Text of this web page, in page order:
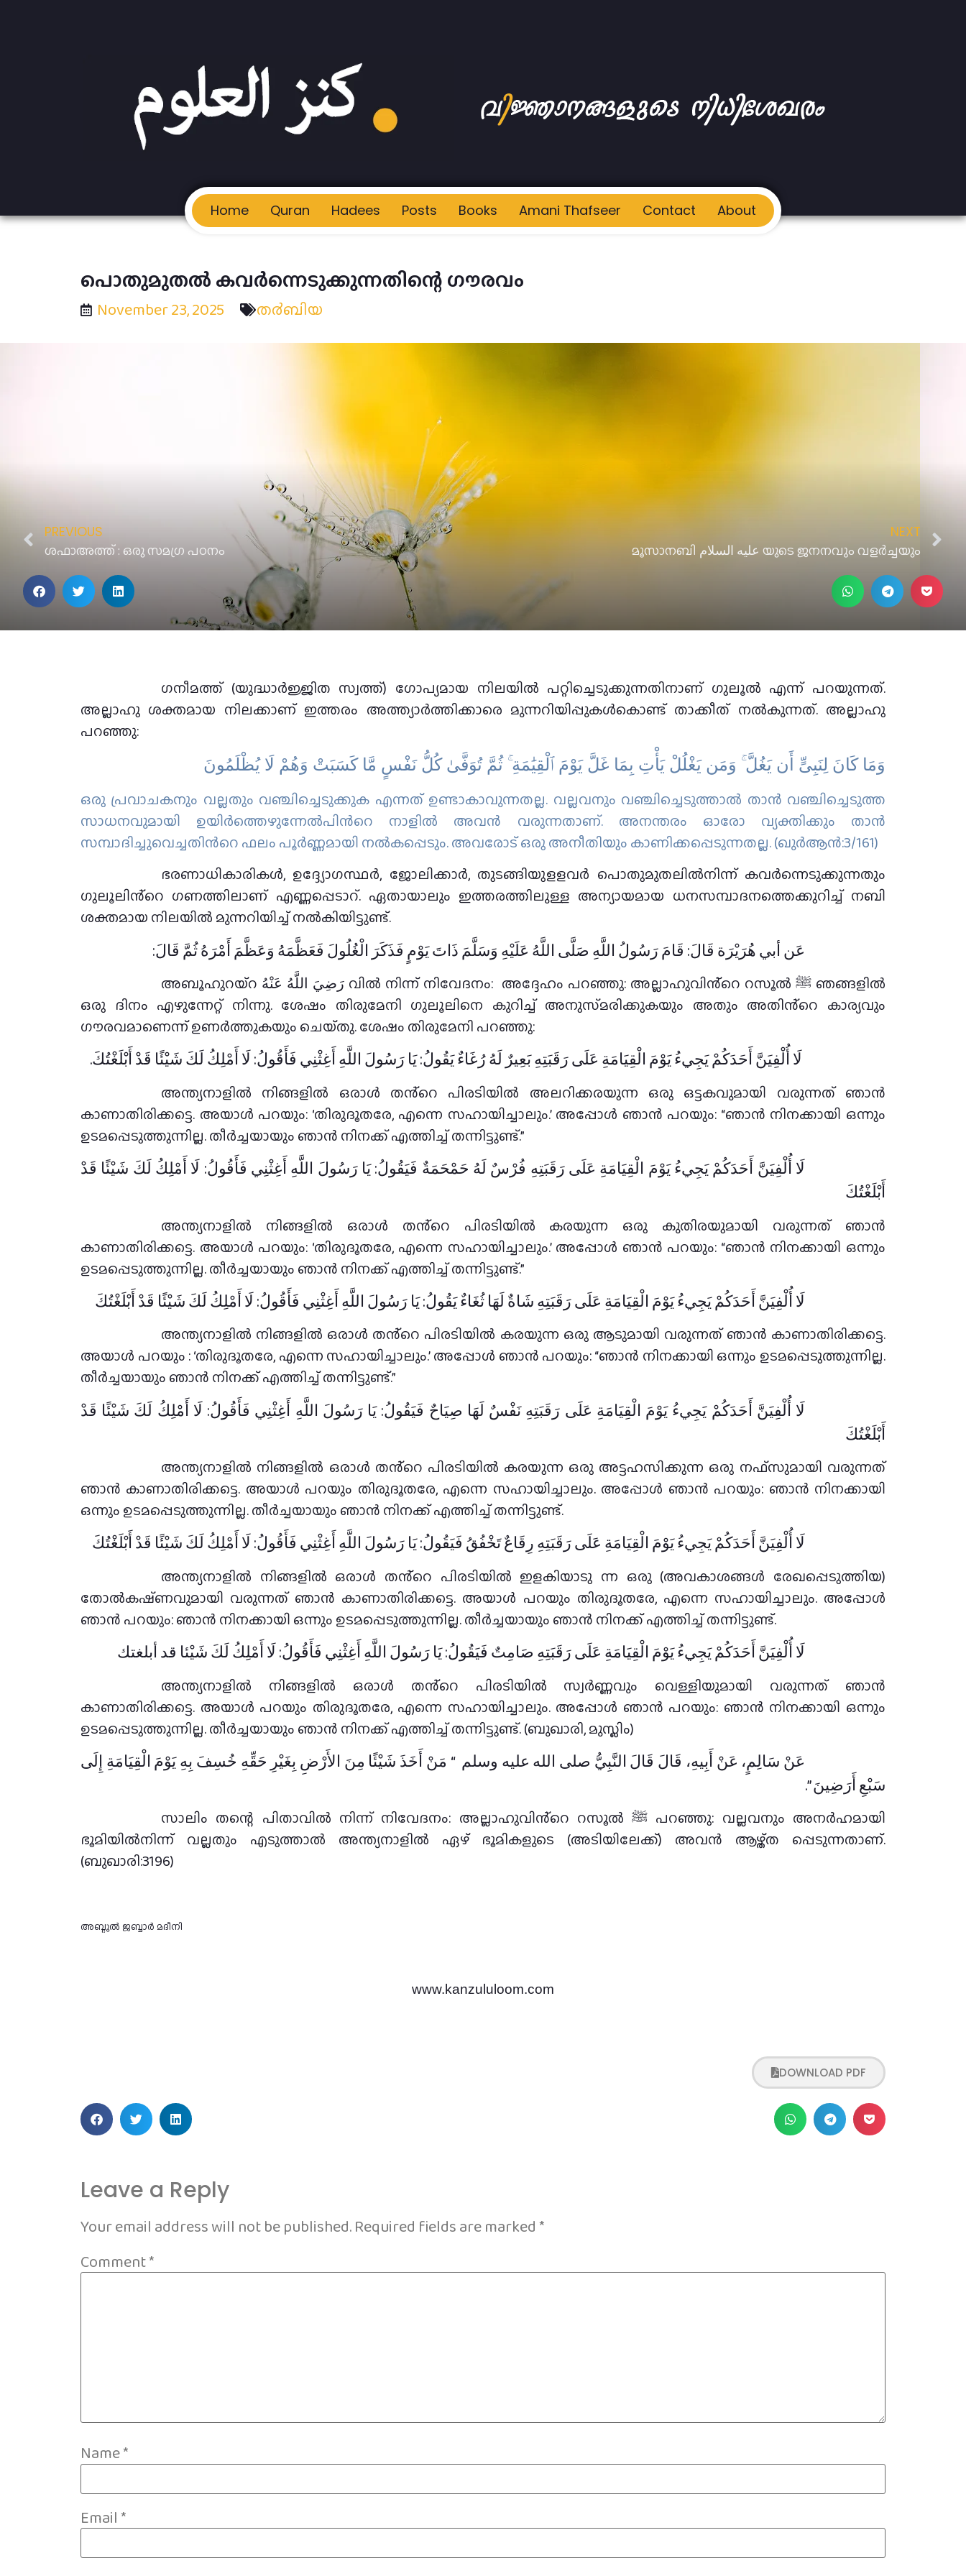
Home Quran Hadees Posts Books Amani Thafseer Contact About
പൊതുമുതൽ കവർന്നെടുക്കുന്നതിന്റെ ഗൗരവം
November 23, 2025 ത൪ബിയ
PREVIOUS
ശഫാഅത്ത് : ഒരു സമഗ്ര പഠനം
NEXT
മൂസാനബി عليه السلام യുടെ ജനനവും വളര്‍ച്ചയും
ഗനീമത്ത് (യുദ്ധാർജ്ജിത സ്വത്ത്) ഗോപ്യമായ നിലയിൽ പറ്റിച്ചെടുക്കുന്നതിനാണ് ഗുലൂൽ എന്ന് പറയുന്നത്.
അല്ലാഹു ശക്തമായ നിലക്കാണ് ഇത്തരം അത്ത്യാർത്തിക്കാരെ മുന്നറിയിപ്പുകൾകൊണ്ട് താക്കീത് നൽകുന്നത്. അല്ലാഹു
പറഞ്ഞു:
وَمَا كَانَ لِنَبِىٍّ أَن يَغُلَّ ۚ وَمَن يَغْلُلْ يَأْتِ بِمَا غَلَّ يَوْمَ ٱلْقِيَٰمَةِ ۚ ثُمَّ تُوَفَّىٰ كُلُّ نَفْسٍ مَّا كَسَبَتْ وَهُمْ لَا يُظْلَمُونَ
ഒരു പ്രവാചകനും വല്ലതും വഞ്ചിച്ചെടുക്കുക എന്നത് ഉണ്ടാകാവുന്നതല്ല. വല്ലവനും വഞ്ചിച്ചെടുത്താല്‍ താന്‍ വഞ്ചിച്ചെടുത്ത
സാധനവുമായി ഉയിര്‍ത്തെഴുന്നേല്‍പിന്‍റെ നാളില്‍ അവന്‍ വരുന്നതാണ്‌. അനന്തരം ഓരോ വ്യക്തിക്കും താന്‍
സമ്പാദിച്ചുവെച്ചതിന്‍റെ ഫലം പൂര്‍ണ്ണമായി നല്‍കപ്പെടും. അവരോട് ഒരു അനീതിയും കാണിക്കപ്പെടുന്നതല്ല. (ഖുർആൻ:3/161)
ഭരണാധികാരികൾ, ഉദ്ദ്യോഗസ്ഥർ, ജോലിക്കാർ, തുടങ്ങിയുളളവർ പൊതുമുതലിൽനിന്ന് കവർന്നെടുക്കുന്നതും
ഗുലൂലിൻ്റെ ഗണത്തിലാണ് എണ്ണപ്പെടാറ്. ഏതായാലും ഇത്തരത്തിലുള്ള അന്യായമായ ധനസമ്പാദനത്തെക്കുറിച്ച് നബി
ശക്തമായ നിലയിൽ മുന്നറിയിച്ച് നൽകിയിട്ടുണ്ട്.
عَن أبي هُرَيْرَة قَالَ: قَامَ رَسُولُ اللَّهِ صَلَّى اللَّهُ عَلَيْهِ وَسَلَّمَ ذَاتَ يَوْمٍ فَذَكَرَ الْغُلُولَ فَعَظَّمَهُ وَعَظَّمَ أَمْرَهُ ثُمَّ قَالَ:
അബൂഹുറയ്റ رَضِيَ اللَّهُ عَنْهُ വിൽ നിന്ന് നിവേദനം: അദ്ദേഹം പറഞ്ഞു: അല്ലാഹുവിൻ്റെ റസൂൽ ﷺ ഞങ്ങളിൽ
ഒരു ദിനം എഴുന്നേറ്റ് നിന്നു. ശേഷം തിരുമേനി ഗുലൂലിനെ കുറിച്ച് അനുസ്‌മരിക്കുകയും അതും അതിൻ്റെ കാര്യവും
ഗൗരവമാണെന്ന് ഉണർത്തുകയും ചെയ്‌തു. ശേഷം തിരുമേനി പറഞ്ഞു:
لَا أُلْفِيَنَّ أَحَدَكُمْ يَجِيءُ يَوْمَ الْقِيَامَةِ عَلَى رَقَبَتِهِ بَعِيرٌ لَهُ رُغَاءٌ يَقُولُ: يَا رَسُولَ اللَّهِ أَغِثْنِي فَأَقُولُ: لَا أَمْلِكُ لَكَ شَيْئًا قَدْ أَبْلَغْتُكَ.
അന്ത്യനാളിൽ നിങ്ങളിൽ ഒരാൾ തൻ്റെ പിരടിയിൽ അലറിക്കരയുന്ന ഒരു ഒട്ടകവുമായി വരുന്നത് ഞാൻ
കാണാതിരിക്കട്ടെ. അയാൾ പറയും: ‘തിരുദൂതരേ, എന്നെ സഹായിച്ചാലും.’ അപ്പോൾ ഞാൻ പറയും: “ഞാൻ നിനക്കായി ഒന്നും
ഉടമപ്പെടുത്തുന്നില്ല. തീർച്ചയായും ഞാൻ നിനക്ക് എത്തിച്ച് തന്നിട്ടുണ്ട്.”
لَا أُلْفِيَنَّ أَحَدَكُمْ يَجِيءُ يَوْمَ الْقِيَامَةِ عَلَى رَقَبَتِهِ فُرْسٌ لَهُ حَمْحَمَةٌ فَيَقُولُ: يَا رَسُولَ اللَّهِ أَغِثْنِي فَأَقُولُ: لَا أَمْلِكُ لَكَ شَيْئًا قَدْ
أَبْلَغْتُكَ
അന്ത്യനാളിൽ നിങ്ങളിൽ ഒരാൾ തൻ്റെ പിരടിയിൽ കരയുന്ന ഒരു കുതിരയുമായി വരുന്നത് ഞാൻ
കാണാതിരിക്കട്ടെ. അയാൾ പറയും: ‘തിരുദൂതരേ, എന്നെ സഹായിച്ചാലും.’ അപ്പോൾ ഞാൻ പറയും: “ഞാൻ നിനക്കായി ഒന്നും
ഉടമപ്പെടുത്തുന്നില്ല. തീർച്ചയായും ഞാൻ നിനക്ക് എത്തിച്ച് തന്നിട്ടുണ്ട്.”
لَا أُلْفِيَنَّ أَحَدَكُمْ يَجِيءُ يَوْمَ الْقِيَامَةِ عَلَى رَقَبَتِهِ شَاةٌ لَهَا ثُغَاءٌ يَقُولُ: يَا رَسُولَ اللَّهِ أَغِثْنِي فَأَقُولُ: لَا أَمْلِكُ لَكَ شَيْئًا قَدْ أَبْلَغْتُكَ
അന്ത്യനാളിൽ നിങ്ങളിൽ ഒരാൾ തൻ്റെ പിരടിയിൽ കരയുന്ന ഒരു ആടുമായി വരുന്നത് ഞാൻ കാണാതിരിക്കട്ടെ.
അയാൾ പറയും : ‘തിരുദൂതരേ, എന്നെ സഹായിച്ചാലും.’ അപ്പോൾ ഞാൻ പറയും: “ഞാൻ നിനക്കായി ഒന്നും ഉടമപ്പെടുത്തുന്നില്ല.
തീർച്ചയായും ഞാൻ നിനക്ക് എത്തിച്ച് തന്നിട്ടുണ്ട്.”
لَا أُلْفِيَنَّ أَحَدَكُمْ يَجِيءُ يَوْمَ الْقِيَامَةِ عَلَى رَقَبَتِهِ نَفْسٌ لَهَا صِيَاحٌ فَيَقُولُ: يَا رَسُولَ اللَّهِ أَغِثْنِي فَأَقُولُ: لَا أَمْلِكُ لَكَ شَيْئًا قَدْ
أَبْلَغْتُكَ
അന്ത്യനാളിൽ നിങ്ങളിൽ ഒരാൾ തൻ്റെ പിരടിയിൽ കരയുന്ന ഒരു അട്ടഹസിക്കുന്ന ഒരു നഫ്‌സുമായി വരുന്നത്
ഞാൻ കാണാതിരിക്കട്ടെ. അയാൾ പറയും തിരുദൂതരേ, എന്നെ സഹായിച്ചാലും. അപ്പോൾ ഞാൻ പറയും: ഞാൻ നിനക്കായി
ഒന്നും ഉടമപ്പെടുത്തുന്നില്ല. തീർച്ചയായും ഞാൻ നിനക്ക് എത്തിച്ച് തന്നിട്ടുണ്ട്.
لَا أُلْفِيَنَّ أَحَدَكُمْ يَجِيءُ يَوْمَ الْقِيَامَةِ عَلَى رَقَبَتِهِ رِقَاعٌ تَخْفُقُ فَيَقُولُ: يَا رَسُولَ اللَّهِ أَغِثْنِي فَأَقُولُ: لَا أَمْلِكُ لَكَ شَيْئًا قَدْ أَبْلَغْتُكَ
അന്ത്യനാളിൽ നിങ്ങളിൽ ഒരാൾ തൻ്റെ പിരടിയിൽ ഇളകിയാടു ന്ന ഒരു (അവകാശങ്ങൾ രേഖപ്പെടുത്തിയ)
തോൽകഷ്‌ണവുമായി വരുന്നത് ഞാൻ കാണാതിരിക്കട്ടെ. അയാൾ പറയും തിരുദൂതരേ, എന്നെ സഹായിച്ചാലും. അപ്പോൾ
ഞാൻ പറയും: ഞാൻ നിനക്കായി ഒന്നും ഉടമപ്പെടുത്തുന്നില്ല. തീർച്ചയായും ഞാൻ നിനക്ക് എത്തിച്ച് തന്നിട്ടുണ്ട്.
لَا أُلْفِيَنَّ أَحَدَكُمْ يَجِيءُ يَوْمَ الْقِيَامَةِ عَلَى رَقَبَتِهِ صَامِتٌ فَيَقُولُ: يَا رَسُولَ اللَّهِ أَغِثْنِي فَأَقُولُ: لَا أَمْلِكُ لَكَ شَيْئا قد أبلغتك
അന്ത്യനാളിൽ നിങ്ങളിൽ ഒരാൾ തൻ്റെ പിരടിയിൽ സ്വർണ്ണവും വെള്ളിയുമായി വരുന്നത് ഞാൻ
കാണാതിരിക്കട്ടെ. അയാൾ പറയും തിരുദൂതരേ, എന്നെ സഹായിച്ചാലും. അപ്പോൾ ഞാൻ പറയും: ഞാൻ നിനക്കായി ഒന്നും
ഉടമപ്പെടുത്തുന്നില്ല. തീർച്ചയായും ഞാൻ നിനക്ക് എത്തിച്ച് തന്നിട്ടുണ്ട്. (ബുഖാരി, മുസ്ലിം)
عَنْ سَالِمٍ، عَنْ أَبِيهِ، قَالَ قَالَ النَّبِيُّ صلى الله عليه وسلم ‏ “‏ مَنْ أَخَذَ شَيْئًا مِنَ الأَرْضِ بِغَيْرِ حَقِّهِ خُسِفَ بِهِ يَوْمَ الْقِيَامَةِ إِلَى
سَبْعِ أَرَضِينَ ‏”‏‏.‏
സാലിം തന്റെ പിതാവിൽ നിന്ന് നിവേദനം: അല്ലാഹുവിൻ്റെ റസൂൽ ﷺ പറഞ്ഞു: വല്ലവനും അനർഹമായി
ഭൂമിയിൽനിന്ന് വല്ലതും എടുത്താൽ അന്ത്യനാളിൽ ഏഴ് ഭൂമികളുടെ (അടിയിലേക്ക്) അവൻ ആഴ്ത്ത പ്പെടുന്നതാണ്.
(ബുഖാരി:3196)
അബ്ദുൽ ജബ്ബാര്‍ മദീനി
www.kanzululoom.com
DOWNLOAD PDF
Leave a Reply
Your email address will not be published.Required fields are marked*
Comment*
Name*
Email*